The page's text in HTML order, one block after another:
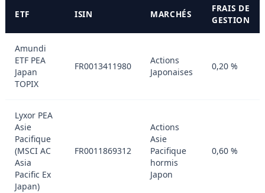
ETF ISIN MARCHÉS
FRAIS DE
GESTION
Amundi
ETF PEA
Japan
TOPIX
FR0013411980
Actions
Japonaises
0,20 %
Lyxor PEA
Asie
Pacifique
(MSCI AC
Asia
Pacific Ex
Japan)
FR0011869312
Actions
Asie
Pacifique
hormis
Japon
0,60 %